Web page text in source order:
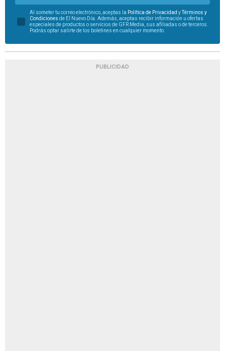
Al someter tu correo electrónico, aceptas la Política de Privacidad yTérminos y
Condiciones de El Nuevo Día. Además, aceptas recibir información u ofertas
especiales de productos o servicios de GFR Media, sus afiliadas o de terceros.
Podrás optar salirte de los boletines en cualquier momento.
PUBLICIDAD